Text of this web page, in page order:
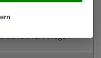
für Anlage V